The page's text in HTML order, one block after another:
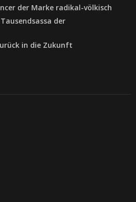
der Marke radikal-völkisch
der
in die Zukunft